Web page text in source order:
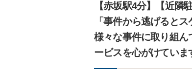
【赤坂駅4分】【近隣
「事件から逃げると
様々な事件に取り組
ービスを心がけていま